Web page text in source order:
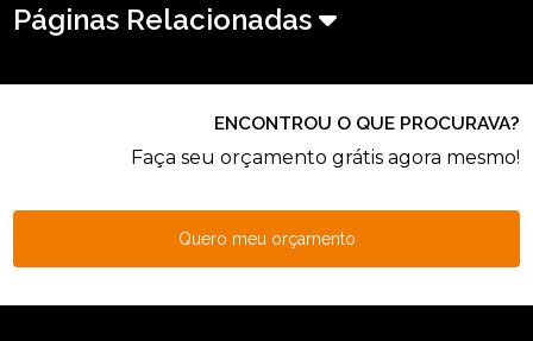
Páginas Relacionadas
ENCONTROU O QUE PROCURAVA?
Faça seu orçamento grátis agora mesmo!
Quero meu orçamento